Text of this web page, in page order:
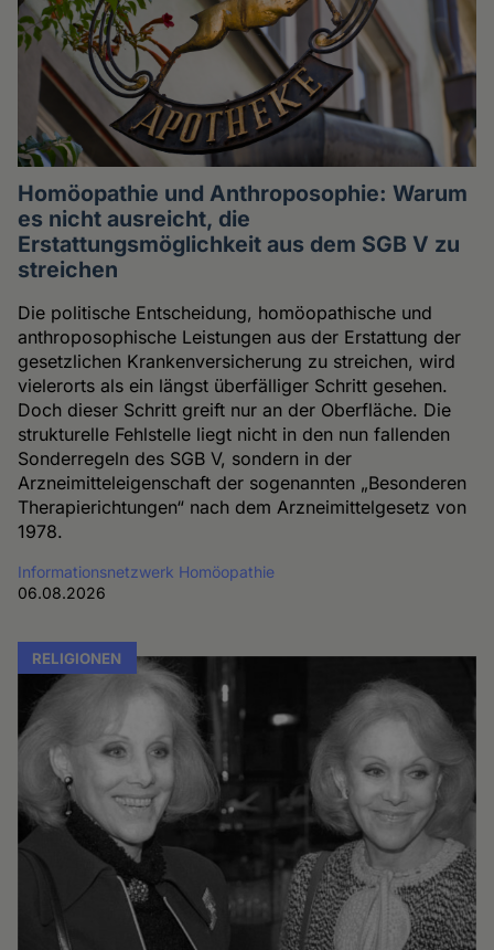
Homöopathie und Anthroposophie: Warum
es nicht ausreicht, die
Erstattungsmöglichkeit aus dem SGB V zu
streichen
Die politische Entscheidung, homöopathische und
anthroposophische Leistungen aus der Erstattung der
gesetzlichen Krankenversicherung zu streichen, wird
vielerorts als ein längst überfälliger Schritt gesehen.
Doch dieser Schritt greift nur an der Oberfläche. Die
strukturelle Fehlstelle liegt nicht in den nun fallenden
Sonderregeln des SGB V, sondern in der
Arzneimitteleigenschaft der sogenannten „Besonderen
Therapierichtungen“ nach dem Arzneimittelgesetz von
1978.
Informationsnetzwerk Homöopathie
06.08.2026
RELIGIONEN